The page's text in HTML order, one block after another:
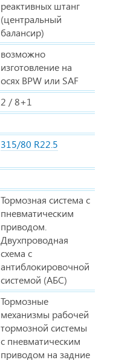
реактивных штанг
(центральный
балансир)
возможно
изготовление на
осях BPW или SAF
2 / 8+1
315/80 R22.5
Тормозная система с
пневматическим
приводом.
Двухпроводная
схема с
антиблокировочной
системой (АБС)
Тормозные
механизмы рабочей
тормозной системы
с пневматическим
приводом на задние